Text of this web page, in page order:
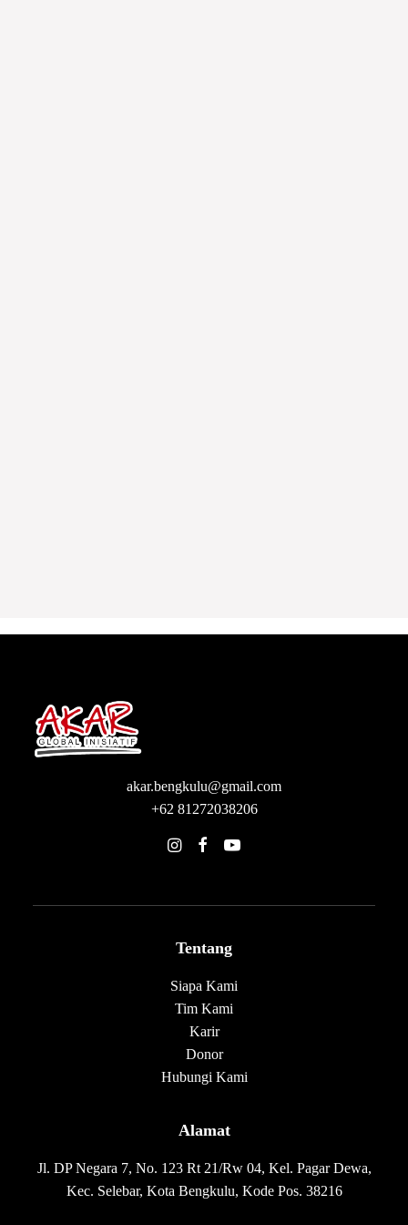
akar.bengkulu@gmail.com
+62 81272038206
Tentang
Siapa Kami
Tim Kami
Karir
Donor
Hubungi Kami
Alamat
Jl. DP Negara 7, No. 123 Rt 21/Rw 04, Kel. Pagar Dewa,
Kec. Selebar, Kota Bengkulu, Kode Pos. 38216